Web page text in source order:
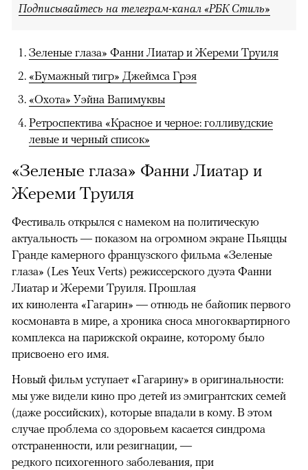
Подписывайтесь на телеграм-канал «РБК Стиль»
Зеленые глаза» Фанни Лиатар и Жереми Труиля
«Бумажный тигр» Джеймса Грэя
«Охота» Уэйна Вапимуквы
Ретроспектива «Красное и черное: голливудские
левые и черный список»
«Зеленые глаза» Фанни Лиатар и
Жереми Труиля
Фестиваль открылся с намеком на политическую
актуальность — показом на огромном экране Пьяццы
Гранде камерного французского фильма «Зеленые
глаза» (Les Yeux Verts) режиссерского дуэта Фанни
Лиатар и Жереми Труиля. Прошлая
их кинолента «Гагарин» — отнюдь не байопик первого
космонавта в мире, а хроника сноса многоквартирного
комплекса на парижской окраине, которому было
присвоено его имя.
Новый фильм уступает «Гагарину» в оригинальности:
мы уже видели кино про детей из эмигрантских семей
(даже российских), которые впадали в кому. В этом
случае проблема со здоровьем касается синдрома
отстраненности, или резигнации, —
редкого психогенного заболевания, при